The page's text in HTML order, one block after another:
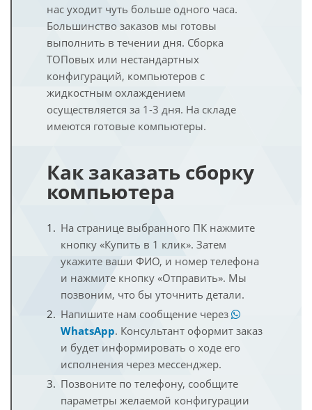
нас уходит чуть больше одного часа.
Большинство заказов мы готовы
выполнить в течении дня. Сборка
ТОПовых или нестандартных
конфигураций, компьютеров с
жидкостным охлаждением
осуществляется за 1-3 дня. На складе
имеются готовые компьютеры.
Как заказать сборку
компьютера
На странице выбранного ПК нажмите
кнопку «Купить в 1 клик». Затем
укажите ваши ФИО, и номер телефона
и нажмите кнопку «Отправить». Мы
позвоним, что бы уточнить детали.
Напишите нам сообщение через
WhatsApp. Консультант оформит заказ
и будет информировать о ходе его
исполнения через мессенджер.
Позвоните по телефону, сообщите
параметры желаемой конфигурации